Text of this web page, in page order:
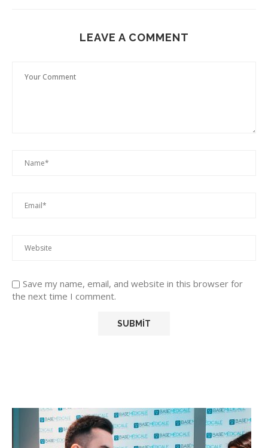
LEAVE A COMMENT
Save my name, email, and website in this browser for
the next time I comment.